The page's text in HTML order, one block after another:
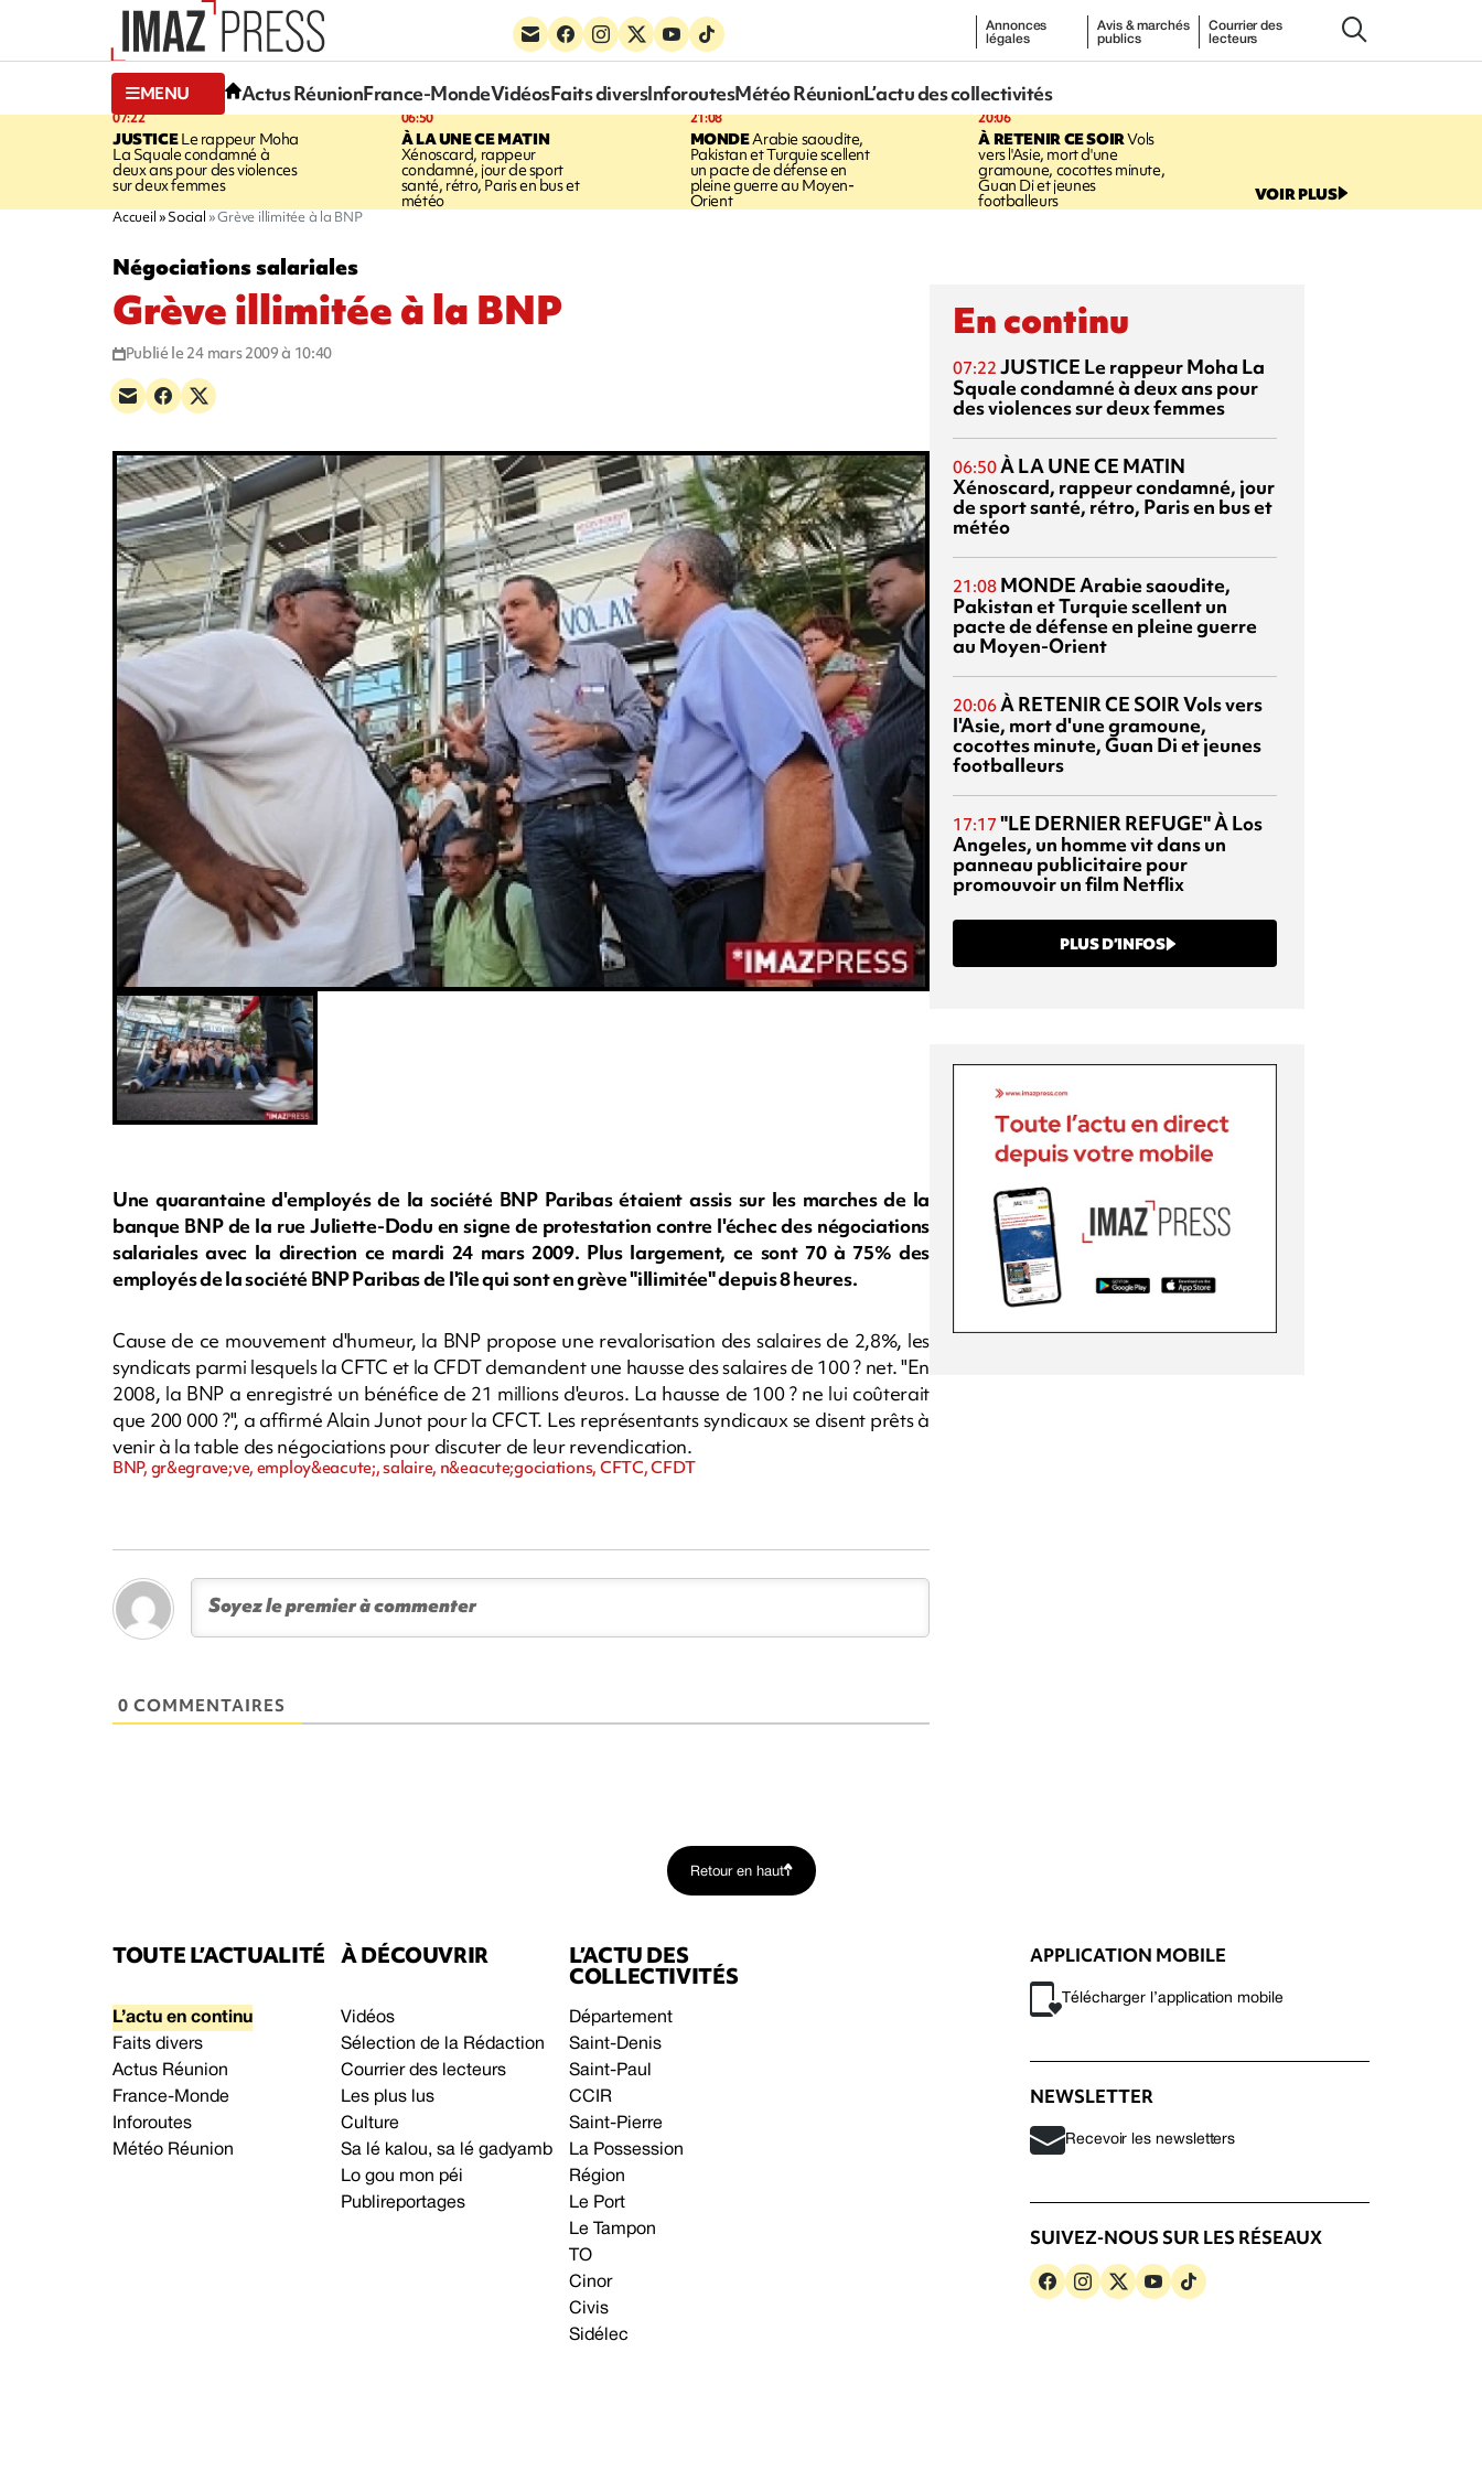
Annonces
légales
Avis & marchés
publics
Courrier des
lecteurs
MENU Actus RéunionFrance-MondeVidéosFaits diversInforoutesMétéo RéunionL’actu des collectivités
07:22
JUSTICELe rappeur Moha
La Squale condamné à
deux ans pour des violences
sur deux femmes
06:50
À LA UNE CE MATIN
Xénoscard, rappeur
condamné, jour de sport
santé, rétro, Paris en bus et
météo
21:08
MONDEArabie saoudite,
Pakistan et Turquie scellent
un pacte de défense en
pleine guerre au Moyen-
Orient
20:06
À RETENIR CE SOIRVols
vers l'Asie, mort d'une
gramoune, cocottes minute,
Guan Di et jeunes
footballeurs VOIR PLUS
Accueil Social Grève illimitée à la BNP
Négociations salariales
Grève illimitée à la BNP
Publié le 24 mars 2009 à 10:40
Une quarantaine d'employés de la société BNP Paribas étaient assis sur les marches de la
banque BNP de la rue Juliette-Dodu en signe de protestation contre l'échec des négociations
salariales avec la direction ce mardi 24 mars 2009. Plus largement, ce sont 70 à 75% des
employés de la société BNP Paribas de l'île qui sont en grève "illimitée" depuis 8 heures.
Cause de ce mouvement d'humeur, la BNP propose une revalorisation des salaires de 2,8%, les
syndicats parmi lesquels la CFTC et la CFDT demandent une hausse des salaires de 100 ? net. "En
2008, la BNP a enregistré un bénéfice de 21 millions d'euros. La hausse de 100 ? ne lui coûterait
que 200 000 ?", a affirmé Alain Junot pour la CFCT. Les représentants syndicaux se disent prêts à
venir à la table des négociations pour discuter de leur revendication.
BNP, gr&egrave;ve, employ&eacute;, salaire, n&eacute;gociations, CFTC, CFDT
0 COMMENTAIRES
En continu
07:22 JUSTICE Le rappeur Moha La
Squale condamné à deux ans pour
des violences sur deux femmes
06:50À LA UNE CE MATIN
Xénoscard, rappeur condamné, jour
de sport santé, rétro, Paris en bus et
météo
21:08 MONDEArabie saoudite,
Pakistan et Turquie scellent un
pacte de défense en pleine guerre
au Moyen-Orient
20:06À RETENIR CE SOIRVols vers
l'Asie, mort d'une gramoune,
cocottes minute, Guan Di et jeunes
footballeurs
17:17 "LE DERNIER REFUGE"À Los
Angeles, un homme vit dans un
panneau publicitaire pour
promouvoir un film Netflix
PLUS D’INFOS
Retour en haut
TOUTE L’ACTUALITÉ
L’actu en continu
Faits divers
Actus Réunion
France-Monde
Inforoutes
Météo Réunion
À DÉCOUVRIR
Vidéos
Sélection de la Rédaction
Courrier des lecteurs
Les plus lus
Culture
Sa lé kalou, sa lé gadyamb
Lo gou mon péi
Publireportages
L’ACTU DES
COLLECTIVITÉS
Département
Saint-Denis
Saint-Paul
CCIR
Saint-Pierre
La Possession
Région
Le Port
Le Tampon
TO
Cinor
Civis
Sidélec
APPLICATION MOBILE
Télécharger l’application mobile
NEWSLETTER
Recevoir les newsletters
SUIVEZ-NOUS SUR LES RÉSEAUX